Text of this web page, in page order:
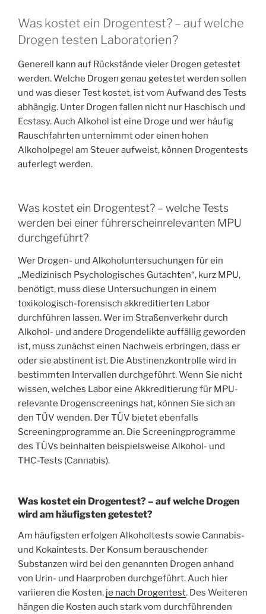
Was kostet ein Drogentest? – auf welche
Drogen testen Laboratorien?
Generell kann auf Rückstände vieler Drogen getestet
werden. Welche Drogen genau getestet werden sollen
und was dieser Test kostet, ist vom Aufwand des Tests
abhängig. Unter Drogen fallen nicht nur Haschisch und
Ecstasy. Auch Alkohol ist eine Droge und wer häufig
Rauschfahrten unternimmt oder einen hohen
Alkoholpegel am Steuer aufweist, können Drogentests
auferlegt werden.
Was kostet ein Drogentest? – welche Tests
werden bei einer führerscheinrelevanten MPU
durchgeführt?
Wer Drogen- und Alkoholuntersuchungen für ein
„Medizinisch Psychologisches Gutachten“, kurz MPU,
benötigt, muss diese Untersuchungen in einem
toxikologisch-forensisch akkreditierten Labor
durchführen lassen. Wer im Straßenverkehr durch
Alkohol- und andere Drogendelikte auffällig geworden
ist, muss zunächst einen Nachweis erbringen, dass er
oder sie abstinent ist. Die Abstinenzkontrolle wird in
bestimmten Intervallen durchgeführt. Wenn Sie nicht
wissen, welches Labor eine Akkreditierung für MPU-
relevante Drogenscreenings hat, können Sie sich an
den TÜV wenden. Der TÜV bietet ebenfalls
Screeningprogramme an. Die Screeningprogramme
des TÜVs beinhalten beispielsweise Alkohol- und
THC-Tests (Cannabis).
Was kostet ein Drogentest? – auf welche Drogen
wird am häufigsten getestet?
Am häufigsten erfolgen Alkoholtests sowie Cannabis-
und Kokaintests. Der Konsum berauschender
Substanzen wird bei den genannten Drogen anhand
von Urin- und Haarproben durchgeführt. Auch hier
variieren die Kosten, je nach Drogentest. Des Weiteren
hängen die Kosten auch stark vom durchführenden